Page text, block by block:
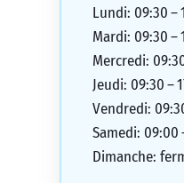
Lundi: 09:30 –
Mardi: 09:30 –
Mercredi:
Jeudi: 09:30 –
Vendredi:
Samedi: 09:00
Dimanche: